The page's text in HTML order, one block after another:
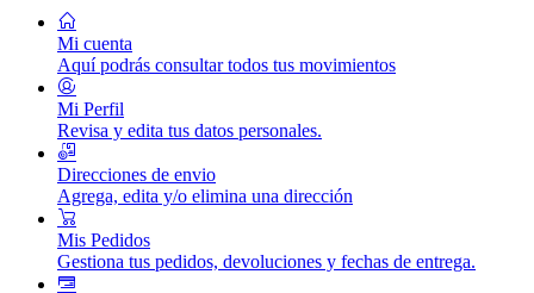
Mi cuenta
Aquí podrás consultar todos tus movimientos
Mi Perfil
Revisa y edita tus datos personales.
Direcciones de envio
Agrega, edita y/o elimina una dirección
Mis Pedidos
Gestiona tus pedidos, devoluciones y fechas de entrega.